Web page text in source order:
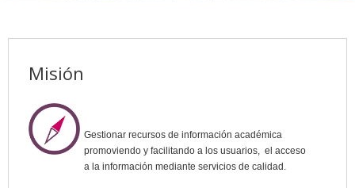
Misión
Gestionar recursos de información académica
promoviendo y facilitando a los usuarios, el acceso
a la información mediante servicios de calidad.